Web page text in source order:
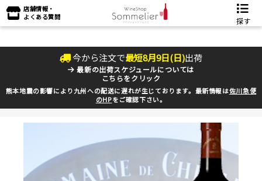
店舗情報・
よくある質問
探す
今から注文で最短8月9日(日)出荷
最新の出荷スケジュールについては
こちらをクリック
熊本地震の影響により九州への配送に遅れが生じております。最新情報は佐川急便
のHPをご確認下さい。